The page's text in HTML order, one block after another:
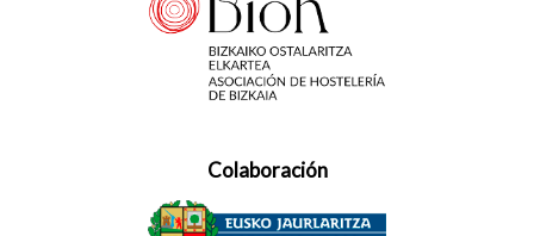
Colaboración